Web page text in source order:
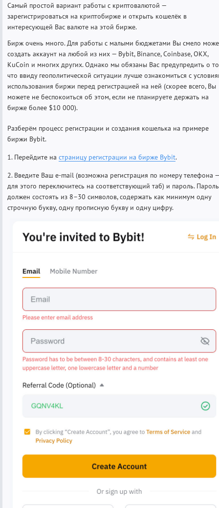
Самый простой вариант работы с криптовалютой —
зарегистрироваться на криптобирже и открыть кошелёк в
интересующей Вас валюте на этой бирже.
Бирж очень много. Для работы с малыми бюджетами Вы смело
создать аккаунт на любой из них — Bybit, Binance, Coinbase, OKX,
KuCoin и многих других. Однако мы обязаны Вас предупредить о
что ввиду геополитической ситуации лучше ознакомиться с
использования биржи перед регистрацией на ней (скорее всего, Вы
можете не беспокоиться об этом, если не планируете держать на
бирже более $10 000).
Разберём процесс регистрации и создания кошелька на примере
биржи Bybit.
1. Перейдите на страницу регистрации на бирже Bybit.
2. Введите Ваш e-mail (возможна регистрация по номеру телефона —
для этого переключитесь на соответствующий таб) и пароль. Пароль
должен состоять из 8–30 символов, содержать как минимум одну
строчную букву, одну прописную букву и одну цифру.